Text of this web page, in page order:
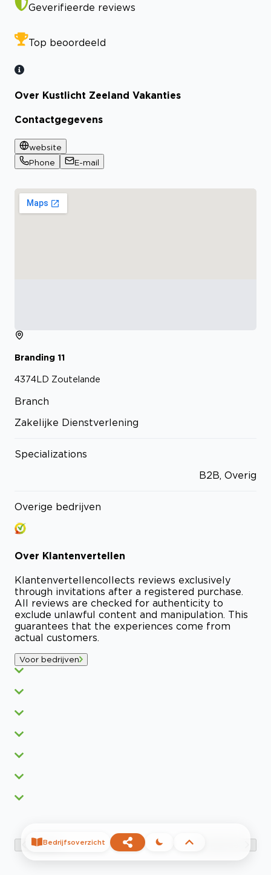
Geverifieerde reviews
Top beoordeeld
Over Kustlicht Zeeland Vakanties
Contactgegevens
website
Phone
E-mail
Branding 11
4374LD Zoutelande
Branch
Zakelijke Dienstverlening
Specializations
B2B, Overig
Overige bedrijven
Over Klantenvertellen
Klantenvertellencollects reviews exclusively
through invitations after a registered purchase.
All reviews are checked for authenticity to
exclude unlawful content and manipulation. This
guarantees that the experiences come from
actual customers.
Voor bedrijven
VorigeBedrijfsoverzicht